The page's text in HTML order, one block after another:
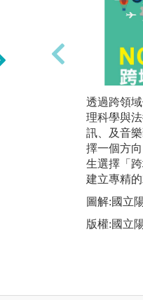
學院三軌專題與
「社會創新設計
「協商劇場實作
民工研究實作課
民工營以提升高
多門創國課程參與
務連結以促進AI
圖解:政大移民工
透過跨領
理科學與
訊、及音
擇一個方
生選擇「
建立專精的
圖解:國立
版權:國立